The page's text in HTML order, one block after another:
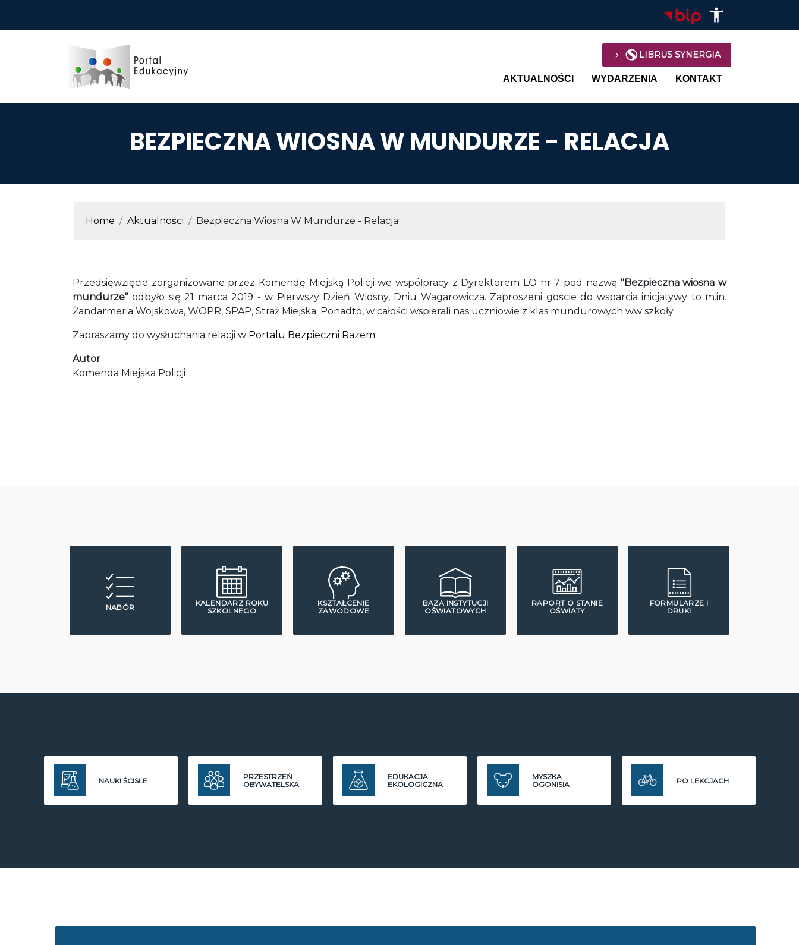
LIBRUS SYNERGIA
Main navigation
AKTUALNOŚCI WYDARZENIA KONTAKT
BEZPIECZNA WIOSNA W MUNDURZE - RELACJA
ŚCIEŻKA NAWIGACYJNA
Home Aktualności Bezpieczna Wiosna W Mundurze - Relacja
Przedsięwzięcie zorganizowane przez Komendę Miejską Policji we współpracy z Dyrektorem LO nr 7 pod nazwą "Bezpieczna wiosna w
mundurze" odbyło się 21 marca 2019 - w Pierwszy Dzień Wiosny, Dniu Wagarowicza. Zaproszeni goście do wsparcia inicjatywy to m.in.
Żandarmeria Wojskowa, WOPR, SPAP, Straż Miejska. Ponadto, w całości wspierali nas uczniowie z klas mundurowych ww szkoły.
Zapraszamy do wysłuchania relacji w Portalu Bezpieczni Razem.
Autor
Komenda Miejska Policji
NABÓR
KALENDARZ ROKU
SZKOLNEGO
KSZTAŁCENIE
ZAWODOWE
BAZA INSTYTUCJI
OŚWIATOWYCH
RAPORT O STANIE
OŚWIATY
FORMULARZE I
DRUKI
NAUKI ŚCISŁE
PRZESTRZEŃ
OBYWATELSKA
EDUKACJA
EKOLOGICZNA
MYSZKA
OGONISIA
PO LEKCJACH